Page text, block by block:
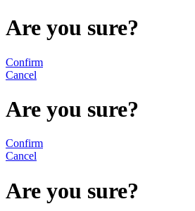
Are you sure?
Confirm
Cancel
Are you sure?
Confirm
Cancel
Are you sure?